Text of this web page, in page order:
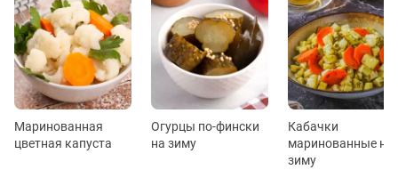
Маринованная
цветная капуста
Огурцы по-фински
на зиму
Кабачки
маринованные на
зиму